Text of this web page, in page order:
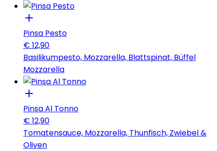
Pinsa Pesto
€ 12,90
Basilikumpesto, Mozzarella, Blattspinat, Büffel
Mozzarella
Pinsa Al Tonno
€ 12,90
Tomatensauce, Mozzarella, Thunfisch, Zwiebel &
Oliven